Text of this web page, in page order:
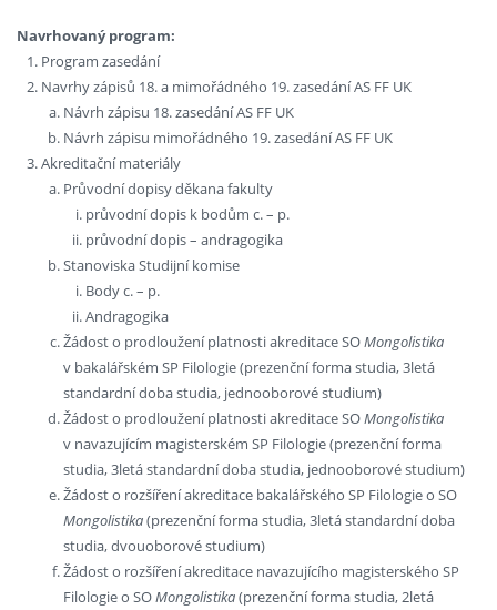
Navrhovaný program:
Program zasedání
Navrhy zápisů 18. a mimořádného 19. zasedání AS FF UK
Návrh zápisu 18. zasedání AS FF UK
Návrh zápisu mimořádného 19. zasedání AS FF UK
Akreditační materiály
Průvodní dopisy děkana fakulty
průvodní dopis k bodům c. – p.
průvodní dopis – andragogika
Stanoviska Studijní komise
Body c. – p.
Andragogika
Žádost o prodloužení platnosti akreditace SOMongolistika
v bakalářském SP Filologie (prezenční forma studia, 3letá
standardní doba studia, jednooborové studium)
Žádost o prodloužení platnosti akreditace SOMongolistika
v navazujícím magisterském SP Filologie (prezenční forma
studia, 3letá standardní doba studia, jednooborové studium)
Žádost o rozšíření akreditace bakalářského SP Filologie o SO
Mongolistika(prezenční forma studia, 3letá standardní doba
studia, dvouoborové studium)
Žádost o rozšíření akreditace navazujícího magisterského SP
Filologie o SOMongolistika(prezenční forma studia, 2letá